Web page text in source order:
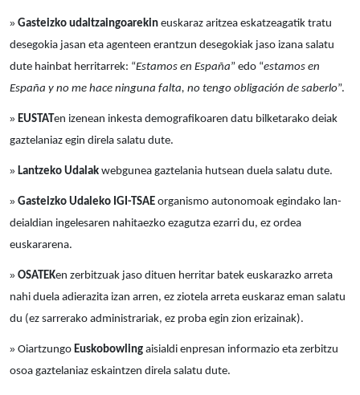
» Gasteizko udaltzaingoarekin euskaraz aritzea eskatzeagatik tratu
desegokia jasan eta agenteen erantzun desegokiak jaso izana salatu
dute hainbat herritarrek: “Estamos en España” edo “estamos en
España y no me hace ninguna falta, no tengo obligación de saberlo”.
» EUSTAT en izenean inkesta demografikoaren datu bilketarako deiak
gaztelaniaz egin direla salatu dute.
» Lantzeko Udalak webgunea gaztelania hutsean duela salatu dute.
» Gasteizko Udaleko IGI-TSAE organismo autonomoak egindako lan-
deialdian ingelesaren nahitaezko ezagutza ezarri du, ez ordea
euskararena.
» OSATEKen zerbitzuak jaso dituen herritar batek euskarazko arreta
nahi duela adierazita izan arren, ez ziotela arreta euskaraz eman salatu
du (ez sarrerako administrariak, ez proba egin zion erizainak).
» Oiartzungo Euskobowling aisialdi enpresan informazio eta zerbitzu
osoa gaztelaniaz eskaintzen direla salatu dute.